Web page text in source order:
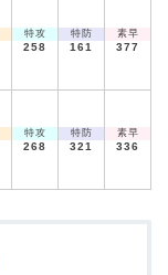
特攻
258
特防
161
素早
377
特攻
268
特防
321
素早
336